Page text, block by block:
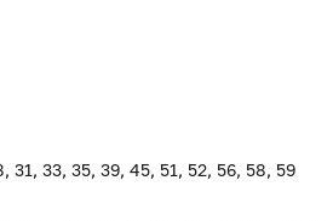
31, 33, 35, 39, 45, 51, 52, 56, 58, 59